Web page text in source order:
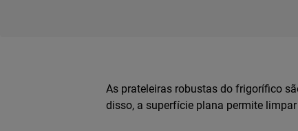
As prateleiras robustas do frigorífico
disso, a superfície plana permite